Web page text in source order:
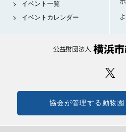
イベント一覧
イベントカレンダー
協会が管理する動物